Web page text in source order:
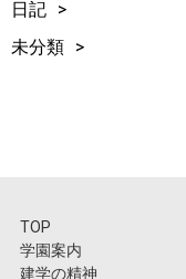
日記
未分類
TOP
学園案内
建学の精神